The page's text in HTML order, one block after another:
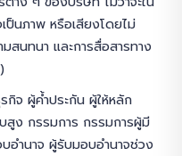
ป็นภาพ หรือเสียงโดยไม่
สนทนา และการสื่อสารทาง
กิจ ผู้ค้ำประกัน ผู้ให้หลัก
สูง กรรมการ กรรมการผู้มี
อำนาจ ผู้รับมอบอำนาจช่วง